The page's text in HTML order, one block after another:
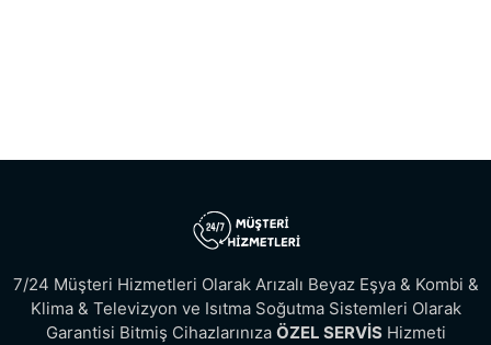
7/24 Müşteri Hizmetleri Olarak Arızalı Beyaz Eşya & Kombi &
Klima & Televizyon ve Isıtma Soğutma Sistemleri Olarak
Garantisi Bitmiş Cihazlarınıza ÖZEL SERVİSHizmeti